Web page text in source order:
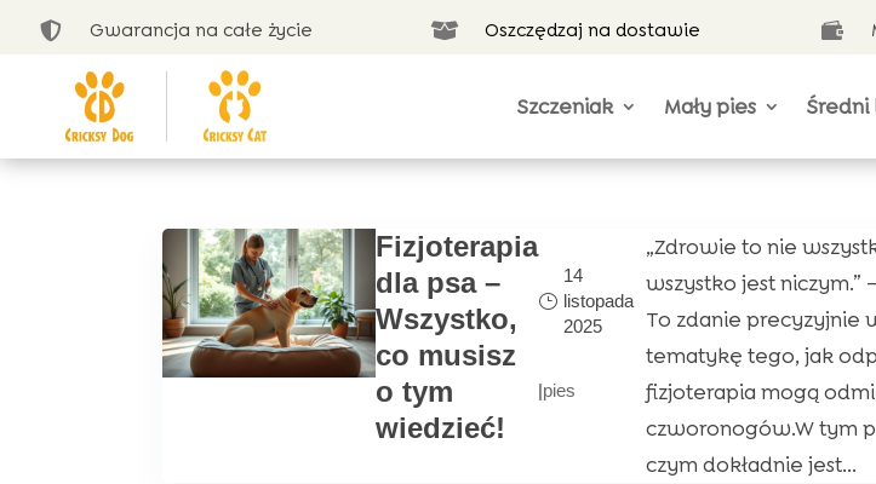
 Gwarancja na całe życie  Oszczędzaj na dostawie 
Szczeniak Mały pies Średni
Fizjoterapia
dla psa –
Wszystko,
co musisz
o tym
wiedzieć!
14
listopada
2025
|pies
„Zdrowie to nie
wszystko jest niczym.”
To zdanie precyzyjnie
tematykę tego, jak
fizjoterapia mogą
czworonogów.W tym
czym dokładnie jest...